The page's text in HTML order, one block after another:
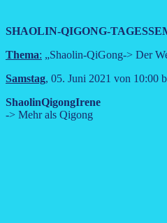
SHAOLIN-QIGONG-
Thema: „Shaolin-QiGong-> Der
Samstag, 05. Juni 2021 von 10:00
ShaolinQigongIrene
-> Mehr als Qigong